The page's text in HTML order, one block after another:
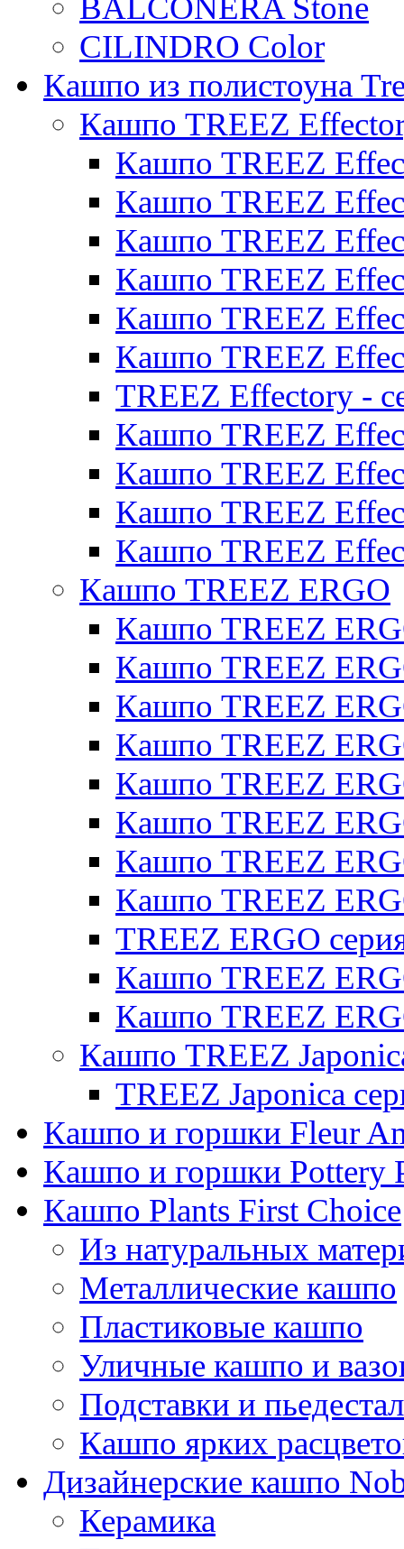
BALCONERA Stone
CILINDRO Color
Кашпо из полистоуна
Кашпо TREEZ
Кашпо TREEZ
Кашпо TREEZ
Кашпо TREEZ
Кашпо TREEZ
Кашпо TREEZ
Кашпо TREEZ
TREEZ Effectory -
Кашпо TREEZ
Кашпо TREEZ
Кашпо TREEZ
Кашпо TREEZ
Кашпо TREEZ ERGO
Кашпо TREEZ
Кашпо TREEZ
Кашпо TREEZ
Кашпо TREEZ
Кашпо TREEZ
Кашпо TREEZ
Кашпо TREEZ
Кашпо TREEZ
TREEZ ERGO
Кашпо TREEZ
Кашпо TREEZ
Кашпо TREEZ
TREEZ Japonica
Кашпо и горшки Fleur
Кашпо и горшки Pottery
Кашпо Plants First Choice
Из натуральных
Металлические кашпо
Пластиковые кашпо
Уличные кашпо и
Подставки и
Кашпо ярких
Дизайнерские кашпо
Керамика